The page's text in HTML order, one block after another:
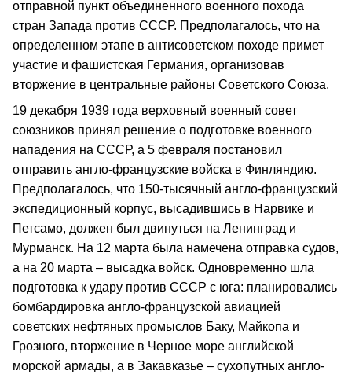
отправной пункт объединенного военного похода
стран Запада против СССР. Предполагалось, что на
определенном этапе в антисоветском походе примет
участие и фашистская Германия, организовав
вторжение в центральные районы Советского Союза.
19 декабря 1939 года верховный военный совет
союзников принял решение о подготовке военного
нападения на СССР, а 5 февраля постановил
отправить англо-французские войска в Финляндию.
Предполагалось, что 150-тысячный англо-французский
экспедиционный корпус, высадившись в Нарвике и
Петсамо, должен был двинуться на Ленинград и
Мурманск. На 12 марта была намечена отправка судов,
а на 20 марта – высадка войск. Одновременно шла
подготовка к удару против СССР с юга: планировались
бомбардировка англо-французской авиацией
советских нефтяных промыслов Баку, Майкопа и
Грозного, вторжение в Черное море английской
морской армады, а в Закавказье – сухопутных англо-